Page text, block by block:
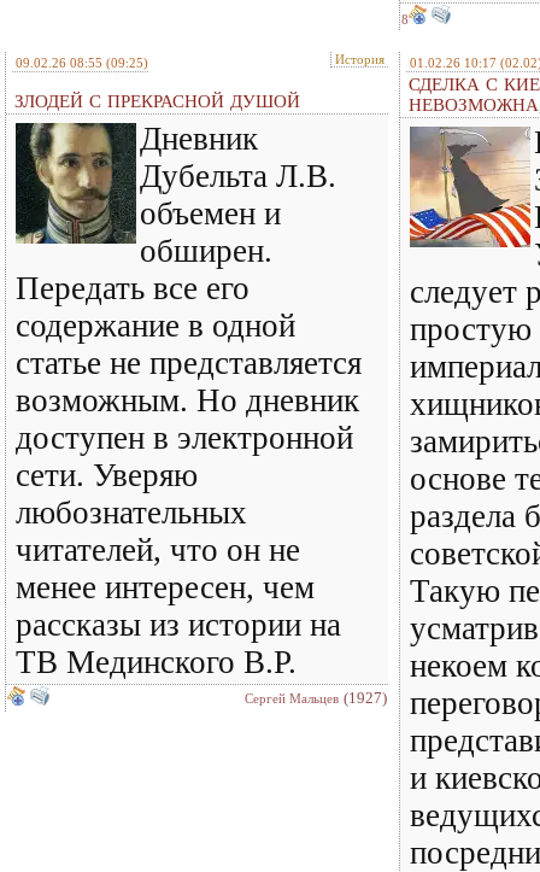
8
09.02.26 08:55 (09:25) История
ЗЛОДЕЙ С ПРЕКРАСНОЙ ДУШОЙ
Дневник
Дубельта Л.В.
объемен и
обширен.
Передать все его
содержание в одной
статье не представляется
возможным. Но дневник
доступен в электронной
сети. Уверяю
любознательных
читателей, что он не
менее интересен, чем
рассказы из истории на
ТВ Мединского В.Р.
Сергей Мальцев (1927)
01.02.26 10:17
СДЕЛКА С
следует
простую
основе
раздела
Такую
некоем
и